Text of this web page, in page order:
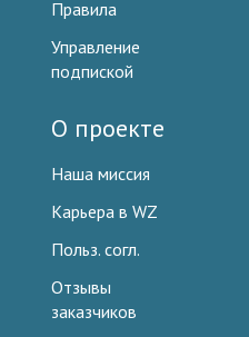
Правила
Управление
подпиской
О проекте
Наша миссия
Карьера в WZ
Польз. согл.
Отзывы
заказчиков